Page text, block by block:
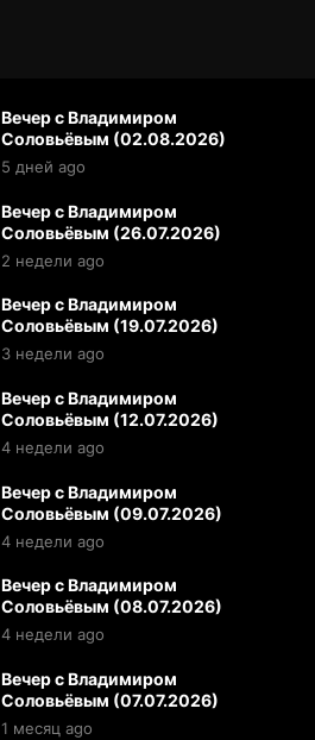
Вечер с Владимиром
Соловьёвым (02.08.2026)
5 дней ago
Вечер с Владимиром
Соловьёвым (26.07.2026)
2 недели ago
Вечер с Владимиром
Соловьёвым (19.07.2026)
3 недели ago
Вечер с Владимиром
Соловьёвым (12.07.2026)
4 недели ago
Вечер с Владимиром
Соловьёвым (09.07.2026)
4 недели ago
Вечер с Владимиром
Соловьёвым (08.07.2026)
4 недели ago
Вечер с Владимиром
Соловьёвым (07.07.2026)
1 месяц ago